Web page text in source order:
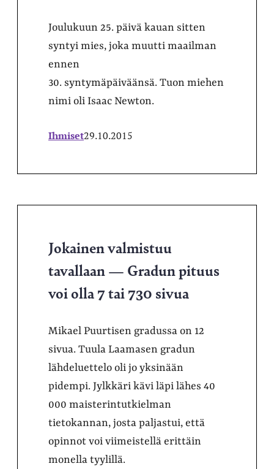
Joulukuun 25. päivä kauan sitten
syntyi mies, joka muutti maailman
ennen
30. syntymäpäiväänsä. Tuon miehen
nimi oli Isaac Newton.
Ihmiset29.10.2015
Jokainen valmistuu
tavallaan — Gradun pituus
voi olla 7 tai 730 sivua
Mikael Puurtisen gradussa on 12
sivua. Tuula Laamasen gradun
lähdeluettelo oli jo yksinään
pidempi. Jylkkäri kävi läpi lähes 40
000 maisterintutkielman
tietokannan, josta paljastui, että
opinnot voi viimeistellä erittäin
monella tyylillä.